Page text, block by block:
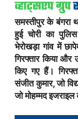
समस्तीपुर के बंगरा
हुई चोरी का
भेरोखड़ा गांव में
गिरफ्तार किया और
किए गए हैं।
संजीत कुमार, जो
जो मोहम्मद